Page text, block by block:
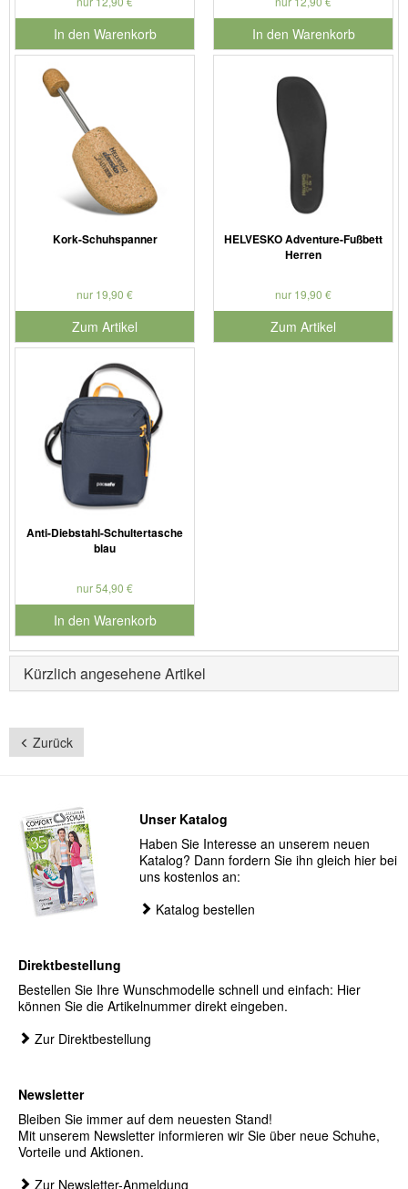
In den Warenkorb
für Produktnummer 901127
In den Warenkorb
für Produktnummer 901179
Kork-Schuhspanner
nur 19,90 €
Zum Artikel
HELVESKO Adventure-Fußbett
Herren
nur 19,90 €
Zum Artikel
Anti-Diebstahl-Schultertasche
blau
nur 54,90 €
In den Warenkorb
für Produktnummer 902280
Kürzlich angesehene Artikel
Zurück
Unser Katalog
Haben Sie Interesse an unserem neuen
Katalog? Dann fordern Sie ihn gleich hier bei
uns kostenlos an:
Katalog bestellen
Direktbestellung
Bestellen Sie Ihre Wunschmodelle schnell und einfach: Hier
können Sie die Artikelnummer direkt eingeben.
Zur Direktbestellung
Newsletter
Bleiben Sie immer auf dem neuesten Stand!
Mit unserem Newsletter informieren wir Sie über neue Schuhe,
Vorteile und Aktionen.
Zur Newsletter-Anmeldung